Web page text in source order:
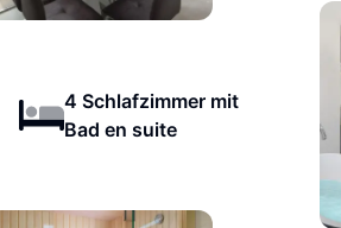
4 Schlafzimmer mit
Bad en suite